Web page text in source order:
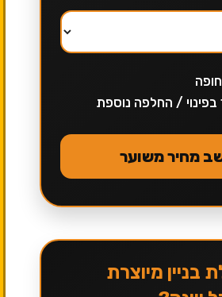
בפינוי / החלפה נוספת
מחיר משוער
בניין מיוצרת